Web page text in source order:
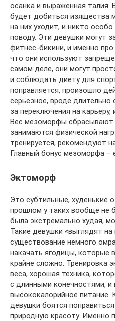
осанка и выраженная
будет добиться изящества
на них уходит, и никто
поводу. Эти девушки могут
фитнес-бикини, и именно
что они используют
самом деле, они могут
и соблюдать диету для
поправляется, произошло
серьезное, вроде длительно
за переключения на
Вес мезоморфы сбрасывают
занимаются физической
тренируется, рекомендуют
Главный бонус мезоморфа –
Эктоморф
Это субтильные, худенькие
прошлом у таких вообще не
была экстремально худая,
Такие девушки «выглядят на
существование немного
накачать ягодицы, которые
крайне сложно. Тренировка
веса, хорошая техника,
с длинными конечностями, и
высококалорийное питание.
девушки боятся
природную красоту. Именно